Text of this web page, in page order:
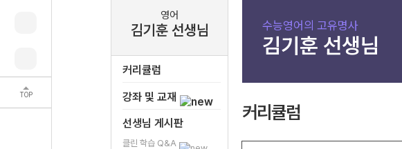
TOP
영어
김기훈 선생님
커리큘럼
강좌 및 교재
선생님 게시판
클린 학습 Q&A
수능영어의 고유명사
김기훈 선생님
커리큘럼